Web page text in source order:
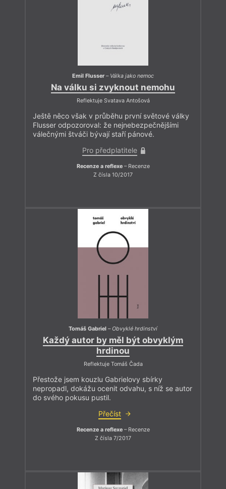
Emil Flusser– Válka jako nemoc
Na válku si zvyknout nemohu
Reflektuje Svatava Antošová
Ještě něco však v průběhu první světové války
Flusser odpozoroval: že nejnebezpečnějšími
válečnými štváči bývají staří pánové.
Pro předplatitele
Recenze a reflexe– Recenze
Z čísla 10/2017
Tomáš Gabriel –Obvyklé hrdinství
Každý autor by měl být obvyklým
hrdinou
Reflektuje Tomáš Čada
Přestože jsem kouzlu Gabrielovy sbírky
nepropadl, dokážu ocenit odvahu, s níž se autor
do svého pokusu pustil.
Přečíst
Recenze a reflexe– Recenze
Z čísla 7/2017